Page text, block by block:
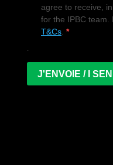
agree to receive,
for the IPBC team.
T&Cs
.
J'ENVOIE / I